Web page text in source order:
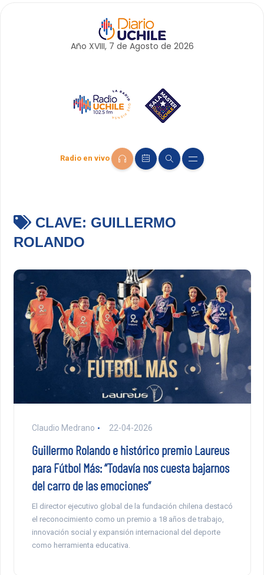
Año XVIII, 7 de Agosto de 2026
Radio en vivo
CLAVE: GUILLERMO
ROLANDO
Claudio Medrano 22-04-2026
Guillermo Rolando e histórico premio Laureus
para Fútbol Más: “Todavía nos cuesta bajarnos
del carro de las emociones”
El director ejecutivo global de la fundación chilena destacó
el reconocimiento como un premio a 18 años de trabajo,
innovación social y expansión internacional del deporte
como herramienta educativa.